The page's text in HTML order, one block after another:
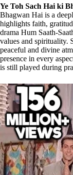
Ye Toh Sach Hai ki
Bhagwan Hai is a
highlights faith,
drama Hum Saath-
values and spirituality.
peaceful and divine
presence in every
is still played during